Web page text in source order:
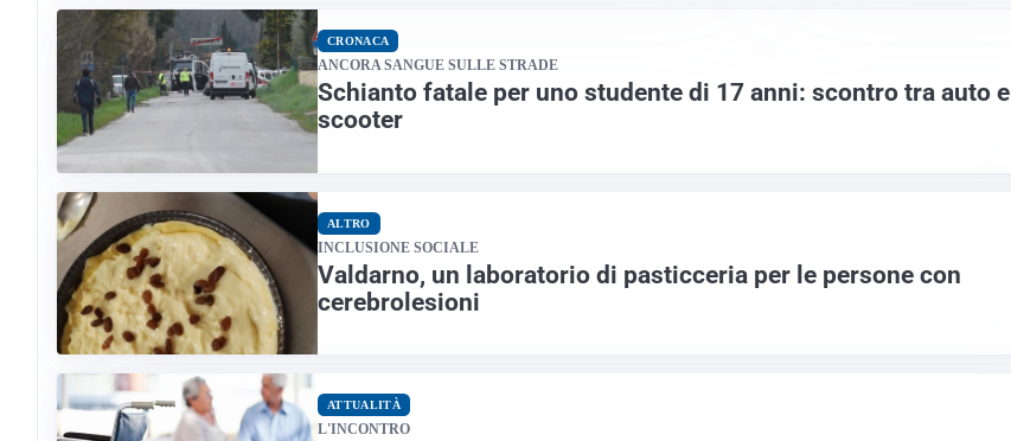
CRONACA
ANCORA SANGUE SULLE STRADE
Schianto fatale per uno studente di 17 anni: scontro tra auto e
scooter
ALTRO
INCLUSIONE SOCIALE
Valdarno, un laboratorio di pasticceria per le persone con
cerebrolesioni
ATTUALITÀ
L'INCONTRO